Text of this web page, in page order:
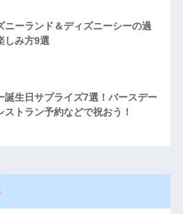
ニーランド＆ディズニーシーの過
しみ方9選
誕生日サプライズ7選！バースデー
ストラン予約などで祝おう！